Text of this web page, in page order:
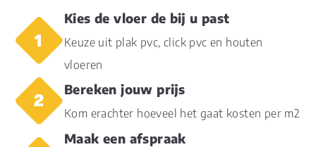
Soort vloerverwarming watergedragen
V-groeven
Warmtedoorlaatweerstand
(m² K/W)
Kies de vloer de bij u past
Keuze uit plak pvc, click pvc en houten
vloeren
Bereken jouw prijs
Kom erachter hoeveel het gaat kosten per m2
Maak een afspraak